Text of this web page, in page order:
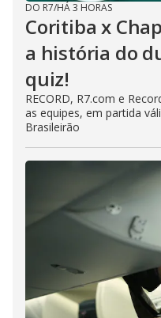
DO R7/HÁ 3 HORAS
Coritiba x
a história do
quiz!
RECORD, R7.com e
as equipes, em partida
Brasileirão